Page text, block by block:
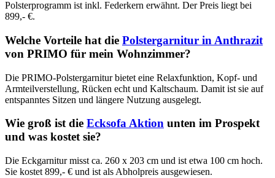
Polsterprogramm ist inkl. Federkern erwähnt. Der Preis liegt bei
899,- €.
Welche Vorteile hat die Polstergarnitur in Anthrazit
von PRIMO für mein Wohnzimmer?
Die PRIMO-Polstergarnitur bietet eine Relaxfunktion, Kopf- und
Armteilverstellung, Rücken echt und Kaltschaum. Damit ist sie auf
entspanntes Sitzen und längere Nutzung ausgelegt.
Wie groß ist die Ecksofa Aktion unten im Prospekt
und was kostet sie?
Die Eckgarnitur misst ca. 260 x 203 cm und ist etwa 100 cm hoch.
Sie kostet 899,- € und ist als Abholpreis ausgewiesen.